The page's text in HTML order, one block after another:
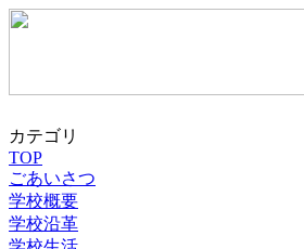
カテゴリ
TOP
ごあいさつ
学校概要
学校沿革